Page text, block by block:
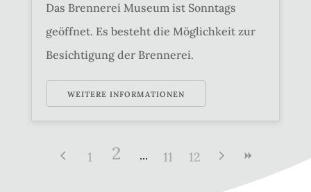
Das Brennerei Museum ist Sonntags
geöffnet. Es besteht die Möglichkeit zur
Besichtigung der Brennerei.
WEITERE INFORMATIONEN
1 2 11 12